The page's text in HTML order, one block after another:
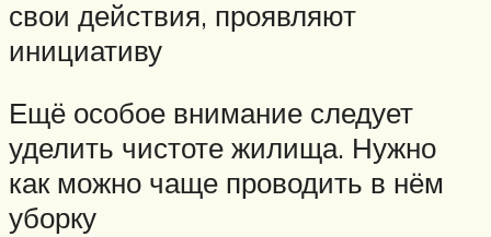
свои действия, проявляют
инициативу
Ещё особое внимание следует
уделить чистоте жилища. Нужно
как можно чаще проводить в нём
уборку